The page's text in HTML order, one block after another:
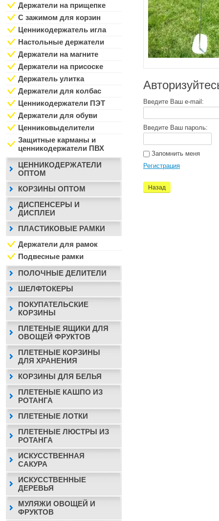
Введите Ваш e-mail:
Введите Ваш пароль:
Запомнить меня
Регистрация
Назад
Держатели на прищепке
С зажимом для корзин
Ценникодержатель игла
Настольные держатели
Держатели на магните
Держатели на присоске
Держатель улитка
Держатели для колбас
Ценникодержатели ПЭТ
Держатели для обуви
Ценниковыделители
Защитные карманы и
ценникодержатели ПВХ
ЦЕННИКОДЕРЖАТЕЛИ
ОПТОМ
КОРЗИНЫ ОПТОМ
ДИСПЕНСЕРЫ И
ДИСПЛЕИ
ПЛАСТИКОВЫЕ РАМКИ
Держатели для рамок
Подвесные рамки
ПОЛОЧНЫЕ ДЕЛИТЕЛИ
ШЕЛФТОКЕРЫ
ПОКУПАТЕЛЬСКИЕ
КОРЗИНЫ
ПЛЕТЕНЫЕ ЯЩИКИ ДЛЯ
ОВОЩЕЙ ФРУКТОВ
ПЛЕТЕНЫЕ КОРЗИНЫ
ДЛЯ ХРАНЕНИЯ
КОРЗИНЫ ДЛЯ БЕЛЬЯ
ПЛЕТЕНЫЕ КАШПО ИЗ
РОТАНГА
ПЛЕТЕНЫЕ ЛОТКИ
ПЛЕТЕНЫЕ ЛЮСТРЫ ИЗ
РОТАНГА
ИСКУССТВЕННАЯ
САКУРА
ИСКУССТВЕННЫЕ
ДЕРЕВЬЯ
МУЛЯЖИ ОВОЩЕЙ И
ФРУКТОВ